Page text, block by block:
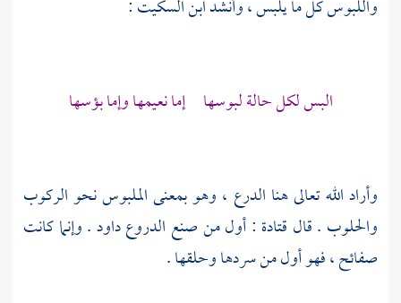
واللبوس كل ما يلبس ، وأنشدابن السكيت:
البس لكل حالة لبوسها إما نعيمها وإما بؤسها
وأراد الله تعالى هنا الدرع ، وهو بمعنى الملبوس نحو الركوب
والحلوب . قال قتادة : أول من صنع الدروعداود. وإنما كانت
صفائح ، فهو أول من سردها وحلقها .